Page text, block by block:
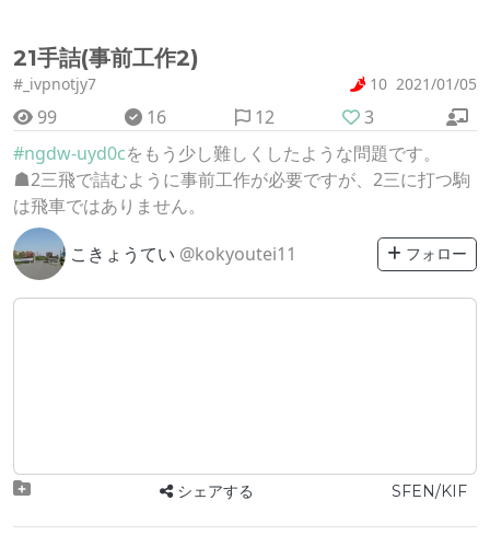
21手詰(事前工作2)
#_ivpnotjy7 10 2021/01/05
99 16 12
3
#ngdw-uyd0cをもう少し難しくしたような問題です。
☗2三飛で詰むように事前工作が必要ですが、2三に打つ駒
は飛車ではありません。
こきょうてい @kokyoutei11 フォロー
シェアする SFEN/KIF